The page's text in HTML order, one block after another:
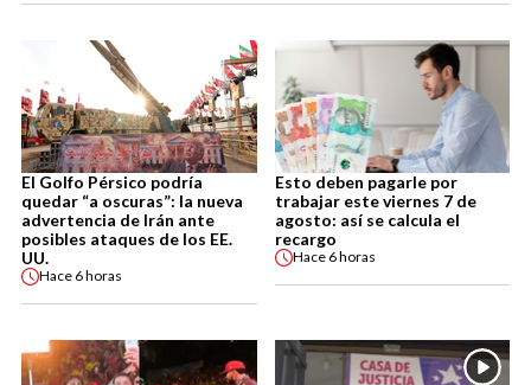
El Golfo Pérsico podría
quedar “a oscuras”: la nueva
advertencia de Irán ante
posibles ataques de los EE.
UU.
Hace 6 horas
Esto deben pagarle por
trabajar este viernes 7 de
agosto: así se calcula el
recargo
Hace 6 horas